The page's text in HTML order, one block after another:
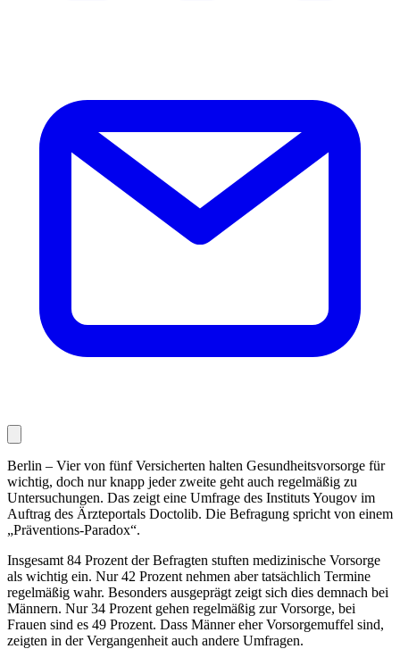
Berlin – Vier von fünf Versicherten halten Gesundheitsvorsorge für
wichtig, doch nur knapp jeder zweite geht auch regelmäßig zu
Untersuchungen. Das zeigt eine Umfrage des Instituts Yougov im
Auftrag des Ärzteportals Doctolib. Die Befragung spricht von einem
„Präventions-Paradox“.
Insgesamt 84 Prozent der Befragten stuften medizinische Vorsorge
als wichtig ein. Nur 42 Prozent nehmen aber tatsächlich Termine
regelmäßig wahr. Besonders ausgeprägt zeigt sich dies demnach bei
Männern. Nur 34 Prozent gehen regelmäßig zur Vorsorge, bei
Frauen sind es 49 Prozent. Dass Männer eher Vorsorgemuffel sind,
zeigten in der Vergangenheit auch andere Umfragen.